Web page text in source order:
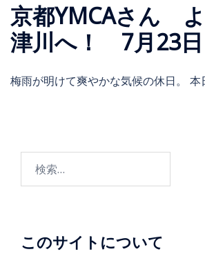
京都YMCAさん
津川へ！ 7月23日
梅雨が明けて爽やかな気候の休日。
このサイトについて